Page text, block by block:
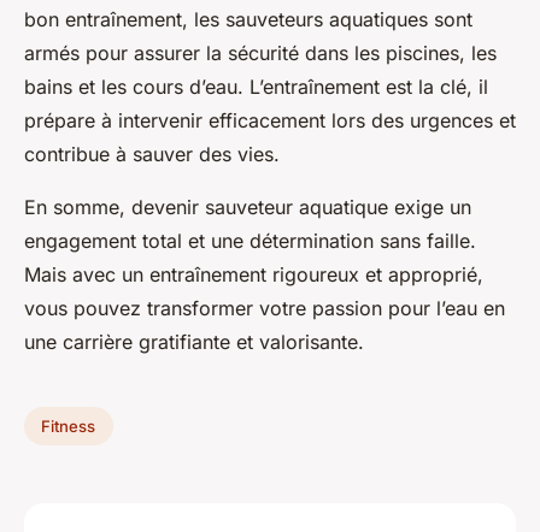
bon entraînement, les sauveteurs aquatiques sont
armés pour assurer la sécurité dans les piscines, les
bains et les cours d’eau. L’entraînement est la clé, il
prépare à intervenir efficacement lors des urgences et
contribue à sauver des vies.
En somme, devenir sauveteur aquatique exige un
engagement total et une détermination sans faille.
Mais avec un entraînement rigoureux et approprié,
vous pouvez transformer votre passion pour l’eau en
une carrière gratifiante et valorisante.
Fitness